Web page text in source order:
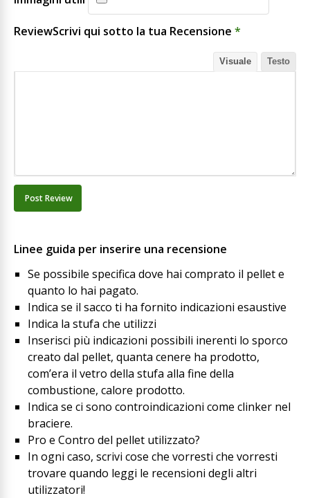
ReviewScrivi qui sotto la tua Recensione *
Visuale Testo
Linee guida per inserire una recensione
Se possibile specifica dove hai comprato il pellet e
quanto lo hai pagato.
Indica se il sacco ti ha fornito indicazioni esaustive
Indica la stufa che utilizzi
Inserisci più indicazioni possibili inerenti lo sporco
creato dal pellet, quanta cenere ha prodotto,
com’era il vetro della stufa alla fine della
combustione, calore prodotto.
Indica se ci sono controindicazioni come clinker nel
braciere.
Pro e Contro del pellet utilizzato?
In ogni caso, scrivi cose che vorresti che vorresti
trovare quando leggi le recensioni degli altri
utilizzatori!